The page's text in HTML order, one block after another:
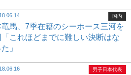
馬、7季在籍のシーホース三河を
これほどまでに難しい決断はな
」
国内
男子日本代表